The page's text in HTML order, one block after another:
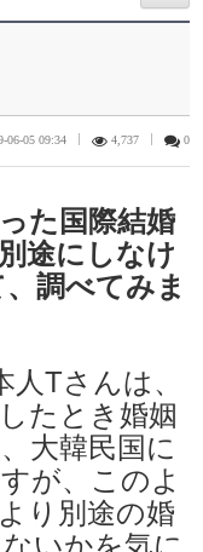
06-05 09:34 4,737 0
た国際結婚
途にしなけ
調べてみま
Tさんは、
たとき婚姻
大韓民国に
が、このよ
り別途の婚